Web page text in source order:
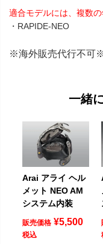
適合モデルには、複数
・RAPIDE-NEO
※海外販売代行不可
一緒
Arai アライ ヘル
メット NEO AM
システム内装
販売価格 ¥5,500
税込